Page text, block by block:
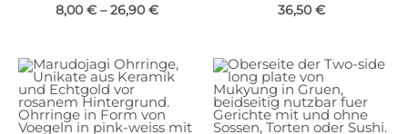
8,00 €–26,90 € 36,50 €